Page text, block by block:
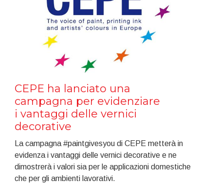
CEPE ha lanciato una
campagna per evidenziare
i vantaggi delle vernici
decorative
La campagna #paintgivesyou di CEPE metterà in
evidenza i vantaggi delle vernici decorative e ne
dimostrerà i valori sia per le applicazioni domestiche
che per gli ambienti lavorativi.